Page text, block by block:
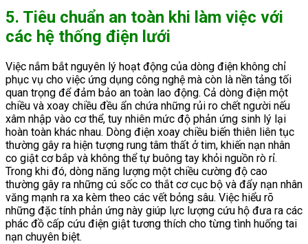
5. Tiêu chuẩn an toàn khi làm việc với
các hệ thống điện lưới
Việc nắm bắt nguyên lý hoạt động của dòng điện không chỉ
phục vụ cho việc ứng dụng công nghệ mà còn là nền tảng tối
quan trọng để đảm bảo an toàn lao động. Cả dòng điện một
chiều và xoay chiều đều ẩn chứa những rủi ro chết người nếu
xâm nhập vào cơ thể, tuy nhiên mức độ phản ứng sinh lý lại
hoàn toàn khác nhau. Dòng điện xoay chiều biến thiên liên tục
thường gây ra hiện tượng rung tâm thất ở tim, khiến nạn nhân
co giật cơ bắp và không thể tự buông tay khỏi nguồn rò rỉ.
Trong khi đó, dòng năng lượng một chiều cường độ cao
thường gây ra những cú sốc co thắt cơ cục bộ và đẩy nạn nhân
văng mạnh ra xa kèm theo các vết bỏng sâu. Việc hiểu rõ
những đặc tính phản ứng này giúp lực lượng cứu hộ đưa ra các
phác đồ cấp cứu điện giật tương thích cho từng tình huống tai
nạn chuyên biệt.